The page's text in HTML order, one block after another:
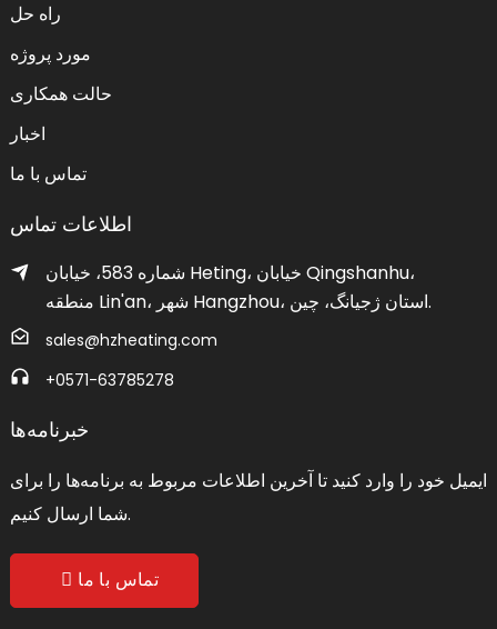
راه حل
مورد پروژه
حالت همکاری
اخبار
تماس با ما
اطلاعات تماس
شماره 583، خیابان Heting، خیابان Qingshanhu،
منطقه Lin'an، شهر Hangzhou، استان ژجیانگ، چین.
sales@hzheating.com
‎+0571-63785278‎
خبرنامه‌ها
ایمیل خود را وارد کنید تا آخرین اطلاعات مربوط به برنامه‌ها را برای
شما ارسال کنیم.
تماس با ما